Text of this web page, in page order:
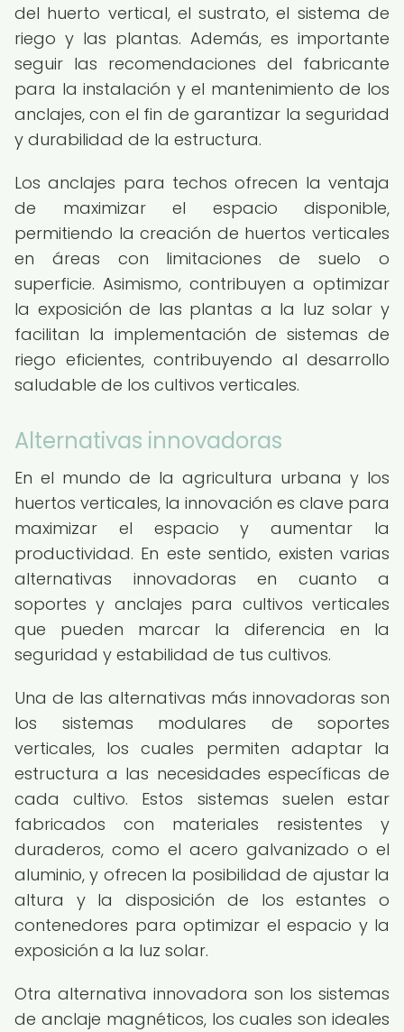
del huerto vertical, el sustrato, el sistema de
riego y las plantas. Además, es importante
seguir las recomendaciones del fabricante
para la instalación y el mantenimiento de los
anclajes, con el fin de garantizar la seguridad
y durabilidad de la estructura.
Los anclajes para techos ofrecen la ventaja
de maximizar el espacio disponible,
permitiendo la creación de huertos verticales
en áreas con limitaciones de suelo o
superficie. Asimismo, contribuyen a optimizar
la exposición de las plantas a la luz solar y
facilitan la implementación de sistemas de
riego eficientes, contribuyendo al desarrollo
saludable de los cultivos verticales.
Alternativas innovadoras
En el mundo de la agricultura urbana y los
huertos verticales, la innovación es clave para
maximizar el espacio y aumentar la
productividad. En este sentido, existen varias
alternativas innovadoras en cuanto a
soportes y anclajes para cultivos verticales
que pueden marcar la diferencia en la
seguridad y estabilidad de tus cultivos.
Una de las alternativas más innovadoras son
los sistemas modulares de soportes
verticales, los cuales permiten adaptar la
estructura a las necesidades específicas de
cada cultivo. Estos sistemas suelen estar
fabricados con materiales resistentes y
duraderos, como el acero galvanizado o el
aluminio, y ofrecen la posibilidad de ajustar la
altura y la disposición de los estantes o
contenedores para optimizar el espacio y la
exposición a la luz solar.
Otra alternativa innovadora son los sistemas
de anclaje magnéticos, los cuales son ideales